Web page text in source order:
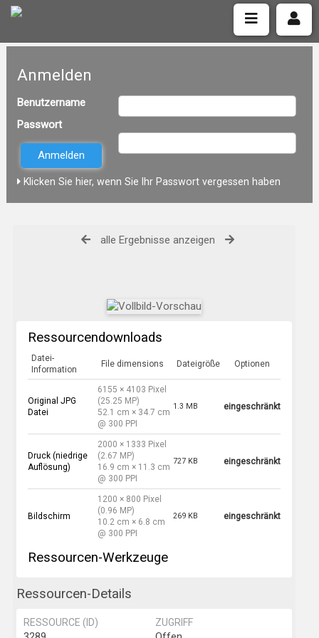
Anmelden
Benutzername
Passwort
Klicken Sie hier, wenn Sie Ihr Passwort vergessen haben
alle Ergebnisse anzeigen
Ressourcendownloads
Datei-
Information
File dimensions Dateigröße Optionen
Original JPG
Datei
6155 × 4103 Pixel
(25.25 MP)
52.1 cm × 34.7 cm
@ 300 PPI
1.3 MB eingeschränkt
Druck (niedrige
Auflösung)
2000 × 1333 Pixel
(2.67 MP)
16.9 cm × 11.3 cm
@ 300 PPI
727 KB eingeschränkt
Bildschirm
1200 × 800 Pixel
(0.96 MP)
10.2 cm × 6.8 cm
@ 300 PPI
269 KB eingeschränkt
Ressourcen-Werkzeuge
Ressourcen-Details
RESSOURCE (ID) ZUGRIFF